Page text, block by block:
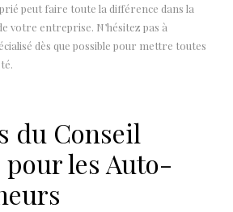
peut faire toute la différence dans la
votre entreprise. N’hésitez pas à
dès que possible pour mettre toutes
du Conseil
les Auto-